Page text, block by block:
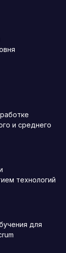
и среднего
технологий
для